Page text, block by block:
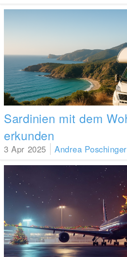
3 Apr 2025 Andrea Poschinger
Sardinien mit dem
erkunden